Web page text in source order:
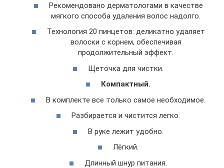
Рекомендовано дерматологами в качестве
мягкого способа удаления волос надолго.
Технология 20 пинцетов: деликатно удаляет
волоски с корнем, обеспечивая
продолжительный эффект.
Щеточка для чистки.
Компактный.
В комплекте все только самое необходимое.
Разбирается и чистится легко.
В руке лежит удобно.
Лёгкий.
Длинный шнур питания.